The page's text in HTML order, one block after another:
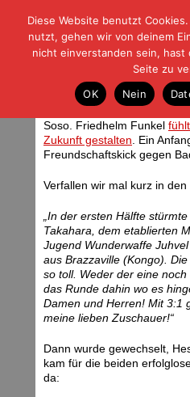
| | |BLOG-GFußball
HOME|REGELN|
Kalt draussen, gelle?
Freitag, 16.11.07 | 07:39 Uhr
Soso. Friedhelm Funkel
Zukunft gestalten . Ein
Freundschaftskick gegen
Verfallen wir mal kurz in
„In der ersten Hälfte
Takahara, dem etablierten
Jugend Wunderwaffe
aus Brazzaville (Kongo).
so toll. Weder der eine
das Runde dahin wo es
Damen und Herren! Mit 3:1
meine lieben Zuschauer!“
Dann wurde gewechselt,
kam für die beiden
da:
Diese Website benutzt
nutzt, gehen wir von deinem
nicht einverstanden sein,
Seite zu
OK
Nein